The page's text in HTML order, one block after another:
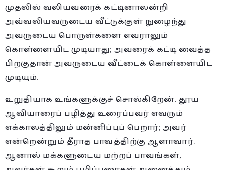
முதலில் வலியவரைக் கட்டினாலன்றி
அவ்வலியவருடைய வீட்டுக்குள் நுழைந்து
அவருடைய பொருள்களை எவராலும்
கொள்ளையிட முடியாது; அவரைக் கட்டி வைத்த
பிறகுதான் அவருடைய வீட்டைக் கொள்ளையிட
முடியும்.
உறுதியாக உங்களுக்குச் சொல்கிறேன். தூய
ஆவியாரைப் பழித்து உரைப்பவர் எவரும்
எக்காலத்திலும் மன்னிப்புப் பெறார்; அவர்
என்றென்றும் தீராத பாவத்திற்கு ஆளாவார்.
ஆனால் மக்களுடைய மற்றப் பாவங்கள்,